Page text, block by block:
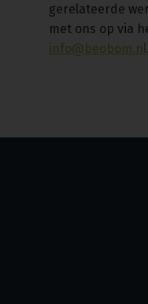
gerelateerde
met ons op via
info@beobom.nl